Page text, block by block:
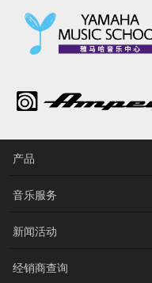
产品
音乐服务
新闻活动
经销商查询